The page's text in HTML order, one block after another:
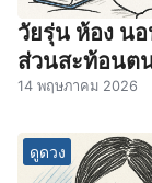
วัยรุ่น ห้อง น
ส่วนสะท้อนต
14 พฤษภาคม 2026
ดูดวง